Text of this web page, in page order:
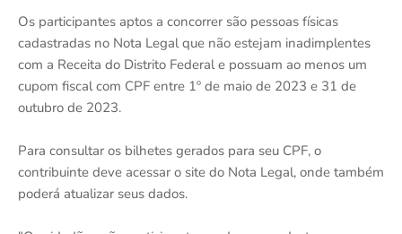
Os participantes aptos a concorrer são pessoas físicas
cadastradas no Nota Legal que não estejam inadimplentes
com a Receita do Distrito Federal e possuam ao menos um
cupom fiscal com CPF entre 1º de maio de 2023 e 31 de
outubro de 2023.
Para consultar os bilhetes gerados para seu CPF, o
contribuinte deve acessar o site do Nota Legal, onde também
poderá atualizar seus dados.